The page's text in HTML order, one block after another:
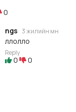
0
ngs 3 жилийн өмнө
ллолло
Reply
0 0